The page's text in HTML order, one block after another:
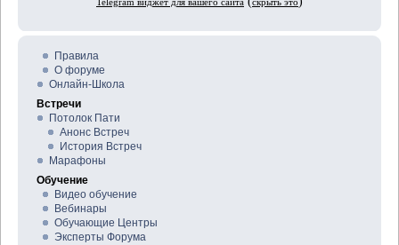
Правила
О форуме
Онлайн-Школа
Встречи
Потолок Пати
Анонс Встреч
История Встреч
Марафоны
Обучение
Видео обучение
Вебинары
Обучающие Центры
Эксперты Форума